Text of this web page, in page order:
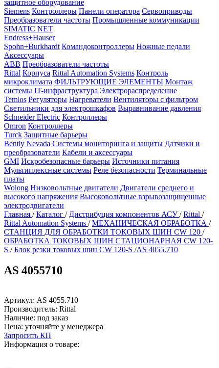
защитное оборудование
Siemens Контроллеры Панели оператора Сервоприводы
Преобразователи частоты Промышленные коммуникации
SIMATIC NET
Endress+Hauser
Spohn+Burkhardt Командоконтроллеры Ножные педали
Аксессуары
ABB Преобразователи частоты
Rittal Корпуса Rittal Automation Systems Контроль
микроклимата ФИЛЬТРУЮЩИЕ ЭЛЕМЕНТЫ Монтаж
системы IT-инфраструктура Электрораспределение
Temlos Регуляторы Нагреватели Вентиляторы с фильтром
Светильники для электрошкафов Выравнивание давления
Schneider Electric Контроллеры
Omron Контроллеры
Turck Защитные барьеры
Bently Nevada Системы мониторинга и защиты Датчики и
преобразователи Кабели и аксессуары
GMI Искробезопасные барьеры Источники питания
Мультиплексные системы Реле безопасности Терминальные
платы
Wolong Низковольтные двигатели Двигатели среднего и
высокого напряжения Высоковольтные взрывозащищенные
электродвигатели
Главная / Каталог / Дистрибуция компонентов АСУ / Rittal /
Rittal Automation Systems / МЕХАНИЧЕСКАЯ ОБРАБОТКА /
СТАНЦИЯ ДЛЯ ОБРАБОТКИ ТОКОВЫХ ШИН CW 120 /
ОБРАБОТКА ТОКОВЫХ ШИН СТАЦИОНАРНАЯ CW 120-
S / Блок резки токовых шин CW 120-S /AS 4055.710
AS 4055710
Артикул: AS 4055.710
Производитель: Rittal
Наличие: под заказ
Цена: уточняйте у менеджера
Запросить КП
Информация о товаре: